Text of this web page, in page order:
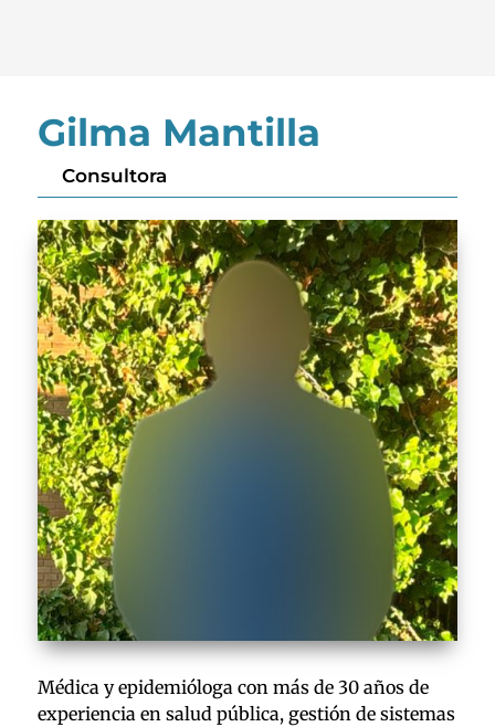
Gilma Mantilla
Consultora
Médica y epidemióloga con más de 30 años de
experiencia en salud pública, gestión de sistemas